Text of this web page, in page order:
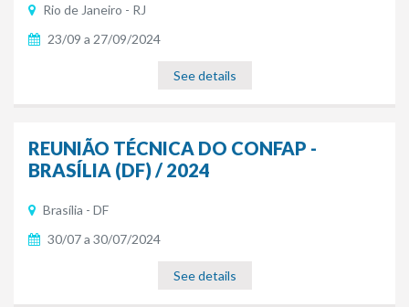
Rio de Janeiro - RJ
23/09 a 27/09/2024
See details
REUNIÃO TÉCNICA DO CONFAP -
BRASÍLIA (DF) / 2024
Brasília - DF
30/07 a 30/07/2024
See details